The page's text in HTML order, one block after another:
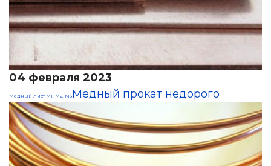
04 февраля 2023
Медный лист М1, М2, М3Медный прокат недорого